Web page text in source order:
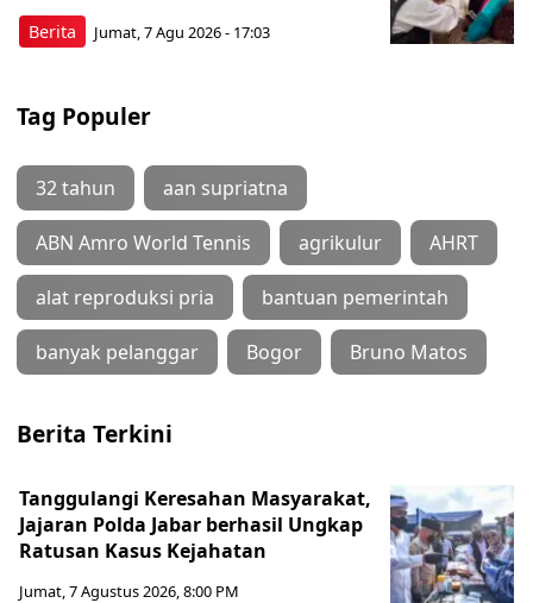
Berita Jumat, 7 Agu 2026 - 17:03
Tag Populer
32 tahun aan supriatna
ABN Amro World Tennis agrikulur AHRT
alat reproduksi pria bantuan pemerintah
banyak pelanggar Bogor Bruno Matos
Berita Terkini
Tanggulangi Keresahan Masyarakat,
Jajaran Polda Jabar berhasil Ungkap
Ratusan Kasus Kejahatan
Jumat, 7 Agustus 2026, 8:00 PM